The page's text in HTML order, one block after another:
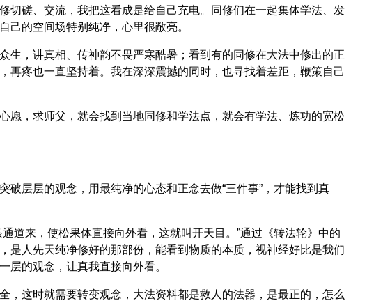
切磋、交流，我把这看成是给自己充电。同修们在一起集体学法、发
己的空间场特别纯净，心里很敞亮。
生，讲真相、传神韵不畏严寒酷暑；看到有的同修在大法中修出的正
疼也一直坚持着。我在深深震撼的同时，也寻找着差距，鞭策自己
愿，求师父，就会找到当地同修和学法点，就会有学法、炼功的宽松
层层的观念，用最纯净的心态和正念去做“三件事”，才能找到真
道来，使松果体直接向外看，这就叫开天目。”通过《转法轮》中的
是人先天纯净修好的那部份，能看到物质的本质，视神经好比是我们
层的观念，让真我直接向外看。
，这时就需要转变观念，大法资料都是救人的法器，是最正的，怎么